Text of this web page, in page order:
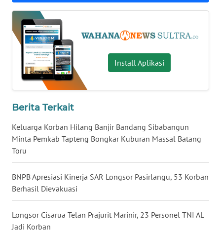
Install Aplikasi
Berita Terkait
Keluarga Korban Hilang Banjir Bandang Sibabangun
Minta Pemkab Tapteng Bongkar Kuburan Massal Batang
Toru
BNPB Apresiasi Kinerja SAR Longsor Pasirlangu, 53 Korban
Berhasil Dievakuasi
Longsor Cisarua Telan Prajurit Marinir, 23 Personel TNI AL
Jadi Korban
WN
NUSANTARA
WN
JOGJA
JATIM
BALI
KALBAR
KALTENG